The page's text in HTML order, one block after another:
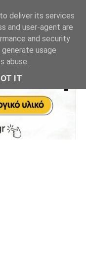
deliver its services
and user-agent are
and security
usage
abuse.
IT